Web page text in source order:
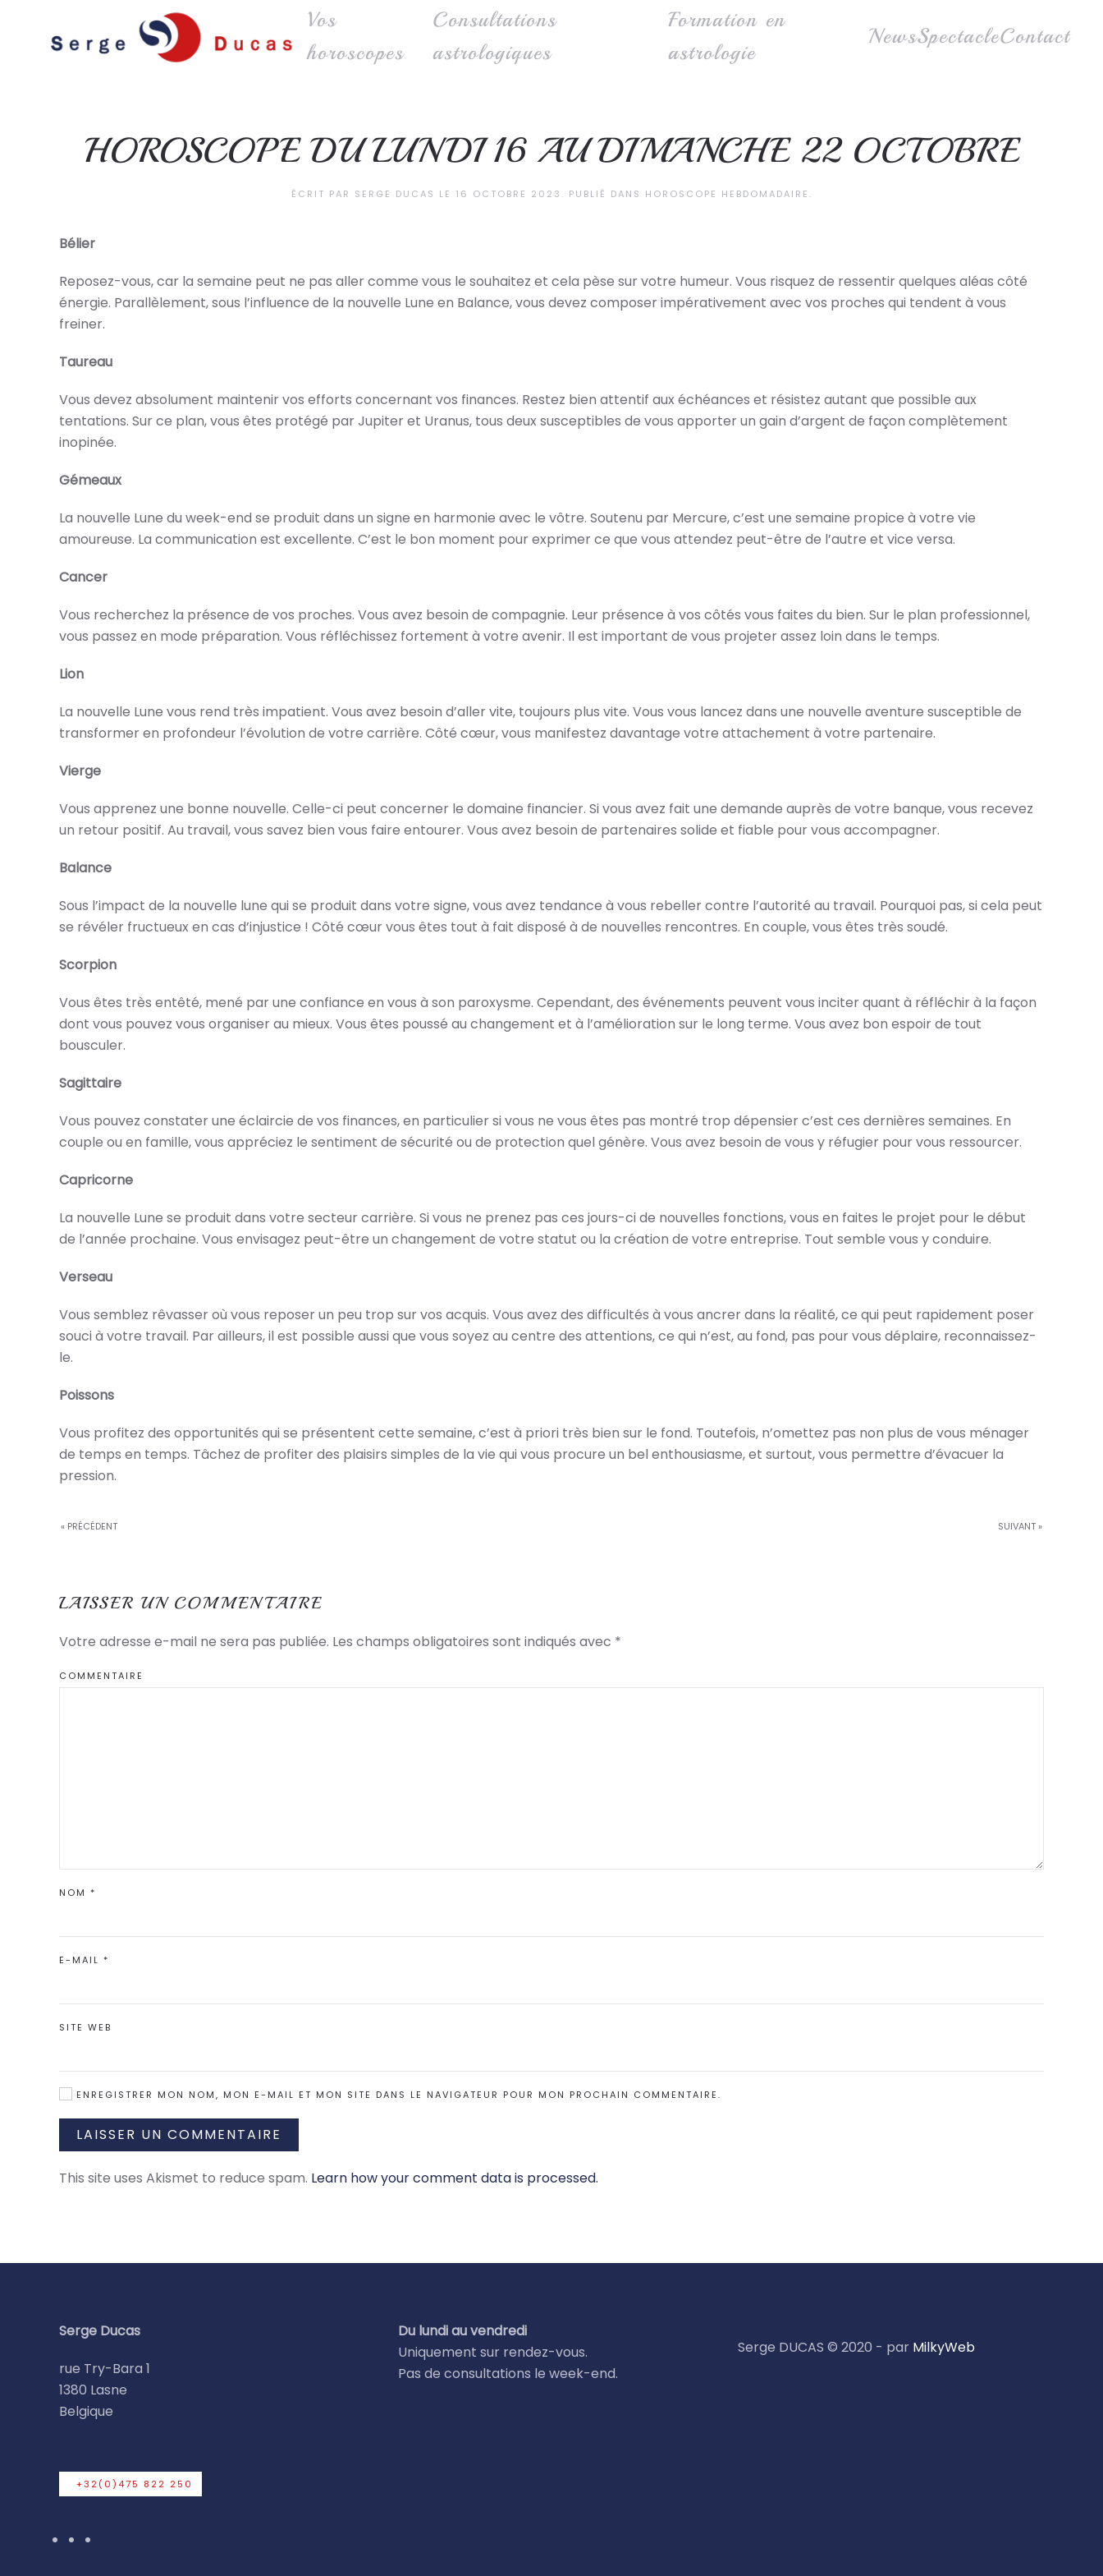
Skip to main content
Vos
horoscopes
Consultations
astrologiques
Formation en
astrologie
NewsSpectacleContact
HOROSCOPE DU LUNDI 16 AU DIMANCHE 22 OCTOBRE
ÉCRIT PAR SERGE DUCAS LE 16 OCTOBRE 2023 . PUBLIÉ DANS HOROSCOPE HEBDOMADAIRE .
Bélier
Reposez-vous, car la semaine peut ne pas aller comme vous le souhaitez et cela pèse sur votre humeur. Vous risquez de ressentir quelques aléas côté
énergie. Parallèlement, sous l’influence de la nouvelle Lune en Balance, vous devez composer impérativement avec vos proches qui tendent à vous
freiner.
Taureau
Vous devez absolument maintenir vos efforts concernant vos finances. Restez bien attentif aux échéances et résistez autant que possible aux
tentations. Sur ce plan, vous êtes protégé par Jupiter et Uranus, tous deux susceptibles de vous apporter un gain d’argent de façon complètement
inopinée.
Gémeaux
La nouvelle Lune du week-end se produit dans un signe en harmonie avec le vôtre. Soutenu par Mercure, c’est une semaine propice à votre vie
amoureuse. La communication est excellente. C’est le bon moment pour exprimer ce que vous attendez peut-être de l’autre et vice versa.
Cancer
Vous recherchez la présence de vos proches. Vous avez besoin de compagnie. Leur présence à vos côtés vous faites du bien. Sur le plan professionnel,
vous passez en mode préparation. Vous réfléchissez fortement à votre avenir. Il est important de vous projeter assez loin dans le temps.
Lion
La nouvelle Lune vous rend très impatient. Vous avez besoin d’aller vite, toujours plus vite. Vous vous lancez dans une nouvelle aventure susceptible de
transformer en profondeur l’évolution de votre carrière. Côté cœur, vous manifestez davantage votre attachement à votre partenaire.
Vierge
Vous apprenez une bonne nouvelle. Celle-ci peut concerner le domaine financier. Si vous avez fait une demande auprès de votre banque, vous recevez
un retour positif. Au travail, vous savez bien vous faire entourer. Vous avez besoin de partenaires solide et fiable pour vous accompagner.
Balance
Sous l’impact de la nouvelle lune qui se produit dans votre signe, vous avez tendance à vous rebeller contre l’autorité au travail. Pourquoi pas, si cela peut
se révéler fructueux en cas d’injustice ! Côté cœur vous êtes tout à fait disposé à de nouvelles rencontres. En couple, vous êtes très soudé.
Scorpion
Vous êtes très entêté, mené par une confiance en vous à son paroxysme. Cependant, des événements peuvent vous inciter quant à réfléchir à la façon
dont vous pouvez vous organiser au mieux. Vous êtes poussé au changement et à l’amélioration sur le long terme. Vous avez bon espoir de tout
bousculer.
Sagittaire
Vous pouvez constater une éclaircie de vos finances, en particulier si vous ne vous êtes pas montré trop dépensier c’est ces dernières semaines. En
couple ou en famille, vous appréciez le sentiment de sécurité ou de protection quel génère. Vous avez besoin de vous y réfugier pour vous ressourcer.
Capricorne
La nouvelle Lune se produit dans votre secteur carrière. Si vous ne prenez pas ces jours-ci de nouvelles fonctions, vous en faites le projet pour le début
de l’année prochaine. Vous envisagez peut-être un changement de votre statut ou la création de votre entreprise. Tout semble vous y conduire.
Verseau
Vous semblez rêvasser où vous reposer un peu trop sur vos acquis. Vous avez des difficultés à vous ancrer dans la réalité, ce qui peut rapidement poser
souci à votre travail. Par ailleurs, il est possible aussi que vous soyez au centre des attentions, ce qui n’est, au fond, pas pour vous déplaire, reconnaissez-
le.
Poissons
Vous profitez des opportunités qui se présentent cette semaine, c’est à priori très bien sur le fond. Toutefois, n’omettez pas non plus de vous ménager
de temps en temps. Tâchez de profiter des plaisirs simples de la vie qui vous procure un bel enthousiasme, et surtout, vous permettre d’évacuer la
pression.
« PRÉCÉDENT SUIVANT »
LAISSER UN COMMENTAIRE
Votre adresse e-mail ne sera pas publiée. Les champs obligatoires sont indiqués avec *
COMMENTAIRE
NOM *
E-MAIL *
SITE WEB
ENREGISTRER MON NOM, MON E-MAIL ET MON SITE DANS LE NAVIGATEUR POUR MON PROCHAIN COMMENTAIRE.
LAISSER UN COMMENTAIRE
This site uses Akismet to reduce spam. Learn how your comment data is processed.
Serge Ducas
rue Try-Bara 1
1380 Lasne
Belgique
+32(0)475 822 250
Du lundi au vendredi
Uniquement sur rendez-vous.
Pas de consultations le week-end.
Serge DUCAS © 2020 - par MilkyWeb